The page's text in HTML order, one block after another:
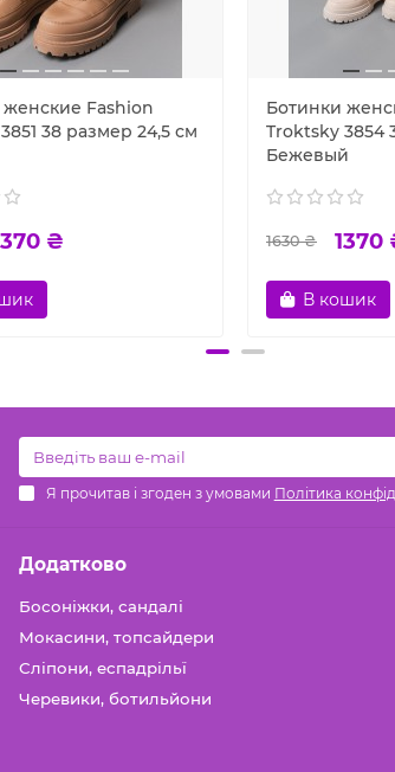
Fashion
38 размер 24,5 см
₴
Ботинки
Troktsky 3854
Бежевый
1630 ₴ 1370
В кошик
Я прочитав і згоден з умовами Політика
Додатково
Босоніжки, сандалі
Мокасини, топсайдери
Сліпони, еспадрільї
Черевики, ботильйони